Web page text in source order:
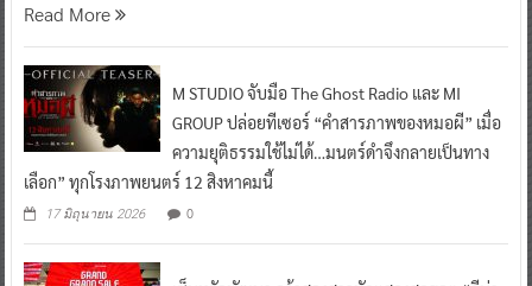
Read More
M STUDIO จับมือ The Ghost Radio และ MI
GROUP ปล่อยทีเซอร์ “คำสารภาพของหมอผี” เมื่อ
ความยุติธรรมใช้ไม่ได้…มนตร์ดำจึงกลายเป็นทาง
เลือก” ทุกโรงภาพยนตร์ 12 สิงหาคมนี้
17 มิถุนายน 2026 0